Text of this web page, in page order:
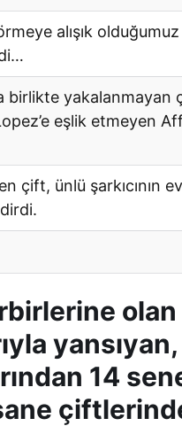
alışık
birlikte yakalanmayan
eşlik etmeyen
çift, ünlü şarkıcının
14